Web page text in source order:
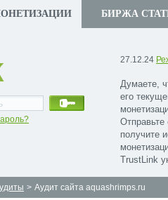
БИРЖА
27.12.24
Думаете,
его
получите
TrustLink
> Аудит сайта aquashrimps.ru